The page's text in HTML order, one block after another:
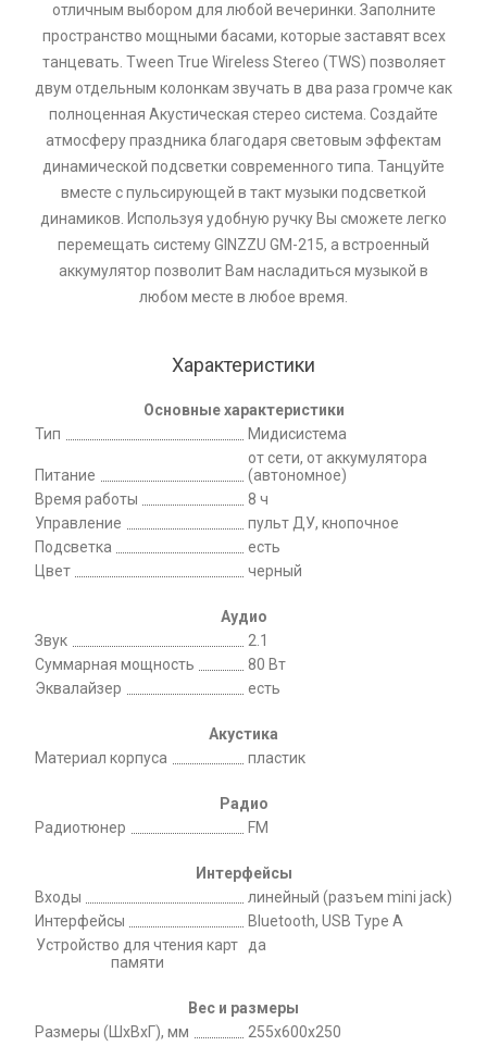
отличным выбором для любой вечеринки. Заполните
пространство мощными басами, которые заставят всех
танцевать. Tween True Wireless Stereo (TWS) позволяет
двум отдельным колонкам звучать в два раза громче как
полноценная Акустическая стерео система. Создайте
атмосферу праздника благодаря световым эффектам
динамической подсветки современного типа. Танцуйте
вместе с пульсирующей в такт музыки подсветкой
динамиков. Используя удобную ручку Вы сможете легко
перемещать систему GINZZU GM-215, а встроенный
аккумулятор позволит Вам насладиться музыкой в
любом месте в любое время.
Характеристики
Основные характеристики
Тип
Мидисистема
Питание
от сети, от аккумулятора
(автономное)
Время работы
8 ч
Управление
пульт ДУ, кнопочное
Подсветка
есть
Цвет
черный
Аудио
Звук
2.1
Суммарная мощность
80 Вт
Эквалайзер
есть
Акустика
Материал корпуса
пластик
Радио
Радиотюнер
FM
Интерфейсы
Входы
линейный (разъем mini jack)
Интерфейсы
Bluetooth, USB Type A
Устройство для чтения карт
памяти
да
Вес и размеры
Размеры (ШxВxГ), мм
255х600х250